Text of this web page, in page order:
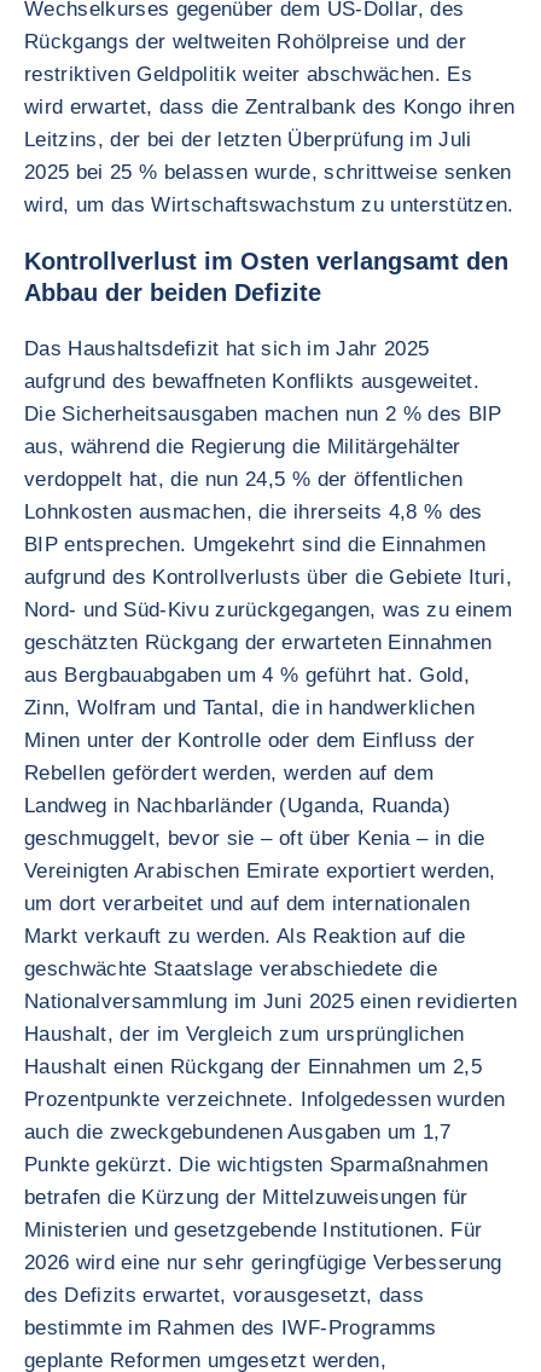
Wechselkurses gegenüber dem US-Dollar, des
Rückgangs der weltweiten Rohölpreise und der
restriktiven Geldpolitik weiter abschwächen. Es
wird erwartet, dass die Zentralbank des Kongo ihren
Leitzins, der bei der letzten Überprüfung im Juli
2025 bei 25 % belassen wurde, schrittweise senken
wird, um das Wirtschaftswachstum zu unterstützen.
Kontrollverlust im Osten verlangsamt den
Abbau der beiden Defizite
Das Haushaltsdefizit hat sich im Jahr 2025
aufgrund des bewaffneten Konflikts ausgeweitet.
Die Sicherheitsausgaben machen nun 2 % des BIP
aus, während die Regierung die Militärgehälter
verdoppelt hat, die nun 24,5 % der öffentlichen
Lohnkosten ausmachen, die ihrerseits 4,8 % des
BIP entsprechen. Umgekehrt sind die Einnahmen
aufgrund des Kontrollverlusts über die Gebiete Ituri,
Nord- und Süd-Kivu zurückgegangen, was zu einem
geschätzten Rückgang der erwarteten Einnahmen
aus Bergbauabgaben um 4 % geführt hat. Gold,
Zinn, Wolfram und Tantal, die in handwerklichen
Minen unter der Kontrolle oder dem Einfluss der
Rebellen gefördert werden, werden auf dem
Landweg in Nachbarländer (Uganda, Ruanda)
geschmuggelt, bevor sie – oft über Kenia – in die
Vereinigten Arabischen Emirate exportiert werden,
um dort verarbeitet und auf dem internationalen
Markt verkauft zu werden. Als Reaktion auf die
geschwächte Staatslage verabschiedete die
Nationalversammlung im Juni 2025 einen revidierten
Haushalt, der im Vergleich zum ursprünglichen
Haushalt einen Rückgang der Einnahmen um 2,5
Prozentpunkte verzeichnete. Infolgedessen wurden
auch die zweckgebundenen Ausgaben um 1,7
Punkte gekürzt. Die wichtigsten Sparmaßnahmen
betrafen die Kürzung der Mittelzuweisungen für
Ministerien und gesetzgebende Institutionen. Für
2026 wird eine nur sehr geringfügige Verbesserung
des Defizits erwartet, vorausgesetzt, dass
bestimmte im Rahmen des IWF-Programms
geplante Reformen umgesetzt werden,